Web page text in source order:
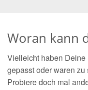
Woran kann
Vielleicht haben
gepasst oder waren
Probiere doch mal